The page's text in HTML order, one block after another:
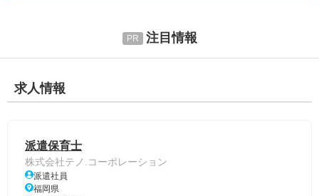
注目情報
求人情報
派遣保育士
株式会社テノ.コーポレーション
派遣社員
福岡県